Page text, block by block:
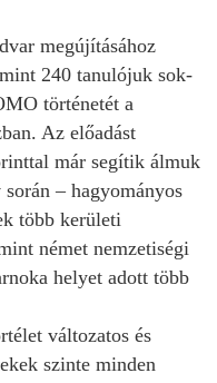
megújításához
240 tanulójuk sok-
történetét a
Az előadást
már segítik álmuk
– hagyományos
több kerületi
német nemzetiségi
helyet adott több
változatos és
szinte minden